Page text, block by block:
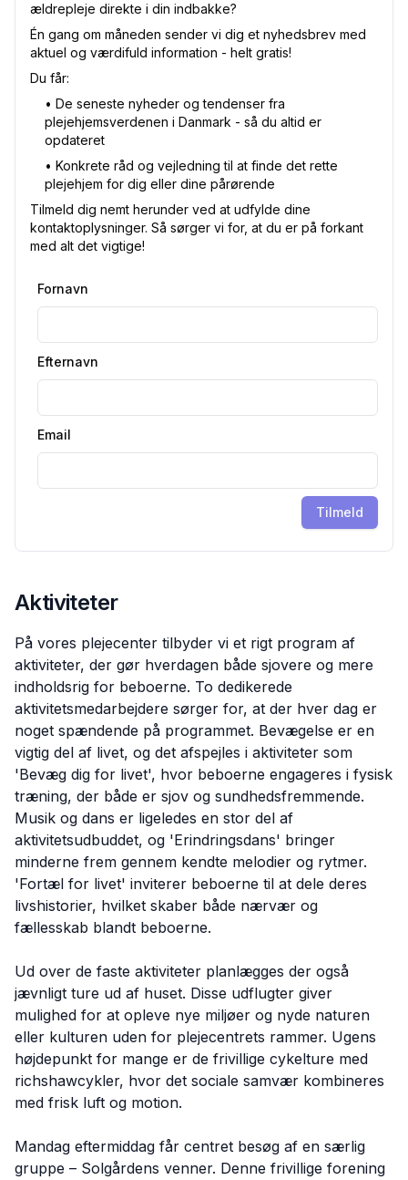
ældrepleje direkte i din indbakke?
Én gang om måneden sender vi dig et nyhedsbrev med
aktuel og værdifuld information - helt gratis!
Du får:
•⁠ De seneste nyheder og tendenser fra
plejehjemsverdenen i Danmark - så du altid er
opdateret
•⁠ Konkrete råd og vejledning til at finde det rette
plejehjem for dig eller dine pårørende
Tilmeld dig nemt herunder ved at udfylde dine
kontaktoplysninger. Så sørger vi for, at du er på forkant
med alt det vigtige!
Fornavn
Efternavn
Email
Tilmeld
Aktiviteter
På vores plejecenter tilbyder vi et rigt program af
aktiviteter, der gør hverdagen både sjovere og mere
indholdsrig for beboerne. To dedikerede
aktivitetsmedarbejdere sørger for, at der hver dag er
noget spændende på programmet. Bevægelse er en
vigtig del af livet, og det afspejles i aktiviteter som
'Bevæg dig for livet', hvor beboerne engageres i fysisk
træning, der både er sjov og sundhedsfremmende.
Musik og dans er ligeledes en stor del af
aktivitetsudbuddet, og 'Erindringsdans' bringer
minderne frem gennem kendte melodier og rytmer.
'Fortæl for livet' inviterer beboerne til at dele deres
livshistorier, hvilket skaber både nærvær og
fællesskab blandt beboerne.
Ud over de faste aktiviteter planlægges der også
jævnligt ture ud af huset. Disse udflugter giver
mulighed for at opleve nye miljøer og nyde naturen
eller kulturen uden for plejecentrets rammer. Ugens
højdepunkt for mange er de frivillige cykelture med
richshawcykler, hvor det sociale samvær kombineres
med frisk luft og motion.
Mandag eftermiddag får centret besøg af en særlig
gruppe – Solgårdens venner. Denne frivillige forening